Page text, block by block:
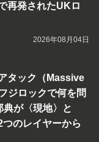
再発されたUKロ
2026年08月04日
タック（Massive
ジロックで何を問
が〈現地〉と
つのレイヤーから